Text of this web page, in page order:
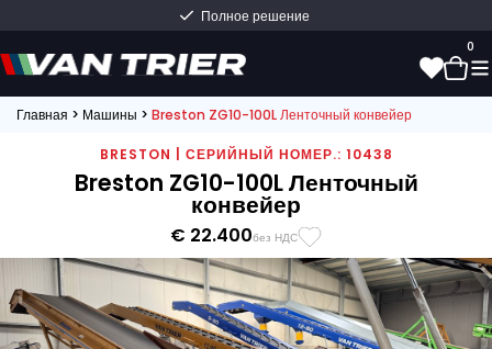
Полное решение
0
Главная > Машины > Breston ZG10-100L Ленточный конвейер
BRESTON | СЕРИЙНЫЙ НОМЕР.: 10438
Breston ZG10-100L Ленточный
конвейер
€ 22.400без НДС